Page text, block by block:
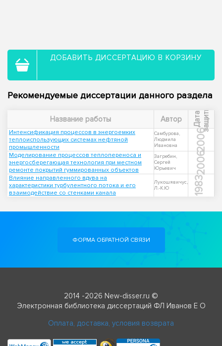
ДОБАВИТЬ ДИССЕРТАЦИЮ В КОРЗИНУ
Рекомендуемые диссертации данного раздела
Название работы Автор Д
а
т
а
з
а
щ
и
т ы
Интенсификация процессов в энергоемких
теплоиспользующих системах нефтяной
промышленности
Самбурова,
Людмила
Ивановна
2006
Моделирование процессов теплопереноса и
энергосберегающая технология при местном
ремонте покрытий гуммированных объектов
Загребин,
Сергей
Юрьевич
2006
Влияние направленного вдува на
характеристики турбулентного потока и его
взаимодействие со стенками канала
Лукошявичус,
Л.-К.Ю
1983
ФОРМА ОБРАТНОЙ СВЯЗИ
2014 -2026 New-disser.ru ©
Электронная библиотека диссертаций ФЛ Иванов Е О
Оплата, доставка, условия возврата